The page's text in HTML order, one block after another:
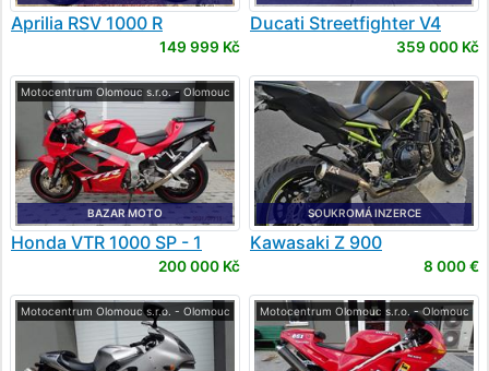
Aprilia RSV 1000 R
149 999 Kč
Ducati Streetfighter V4
359 000 Kč
Motocentrum Olomouc s.r.o. - Olomouc
BAZAR MOTO
Honda VTR 1000 SP - 1
200 000 Kč
SOUKROMÁ INZERCE
Kawasaki Z 900
8 000 €
Motocentrum Olomouc s.r.o. - Olomouc Motocentrum Olomouc s.r.o. - Olomouc